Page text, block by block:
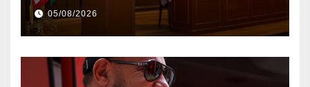
05/08/2026